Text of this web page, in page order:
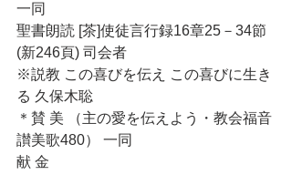
一同
聖書朗読 [茶]使徒言行録16章25－34節
(新246頁) 司会者
※説教 この喜びを伝え この喜びに生き
る 久保木聡
＊賛 美 （主の愛を伝えよう・教会福音
讃美歌480） 一同
献 金